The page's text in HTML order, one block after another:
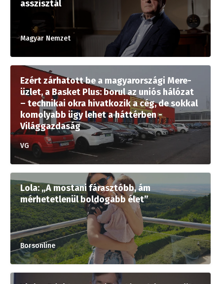
asszisztál
Magyar Nemzet
Ezért zárhatott be a magyarországi Mere-
üzlet, a Basket Plus: borul az uniós hálózat
– technikai okra hivatkozik a cég, de sokkal
komolyabb ügy lehet a háttérben -
Világgazdaság
VG
Lola: „A mostani fárasztóbb, ám
mérhetetlenül boldogabb élet”
Borsonline